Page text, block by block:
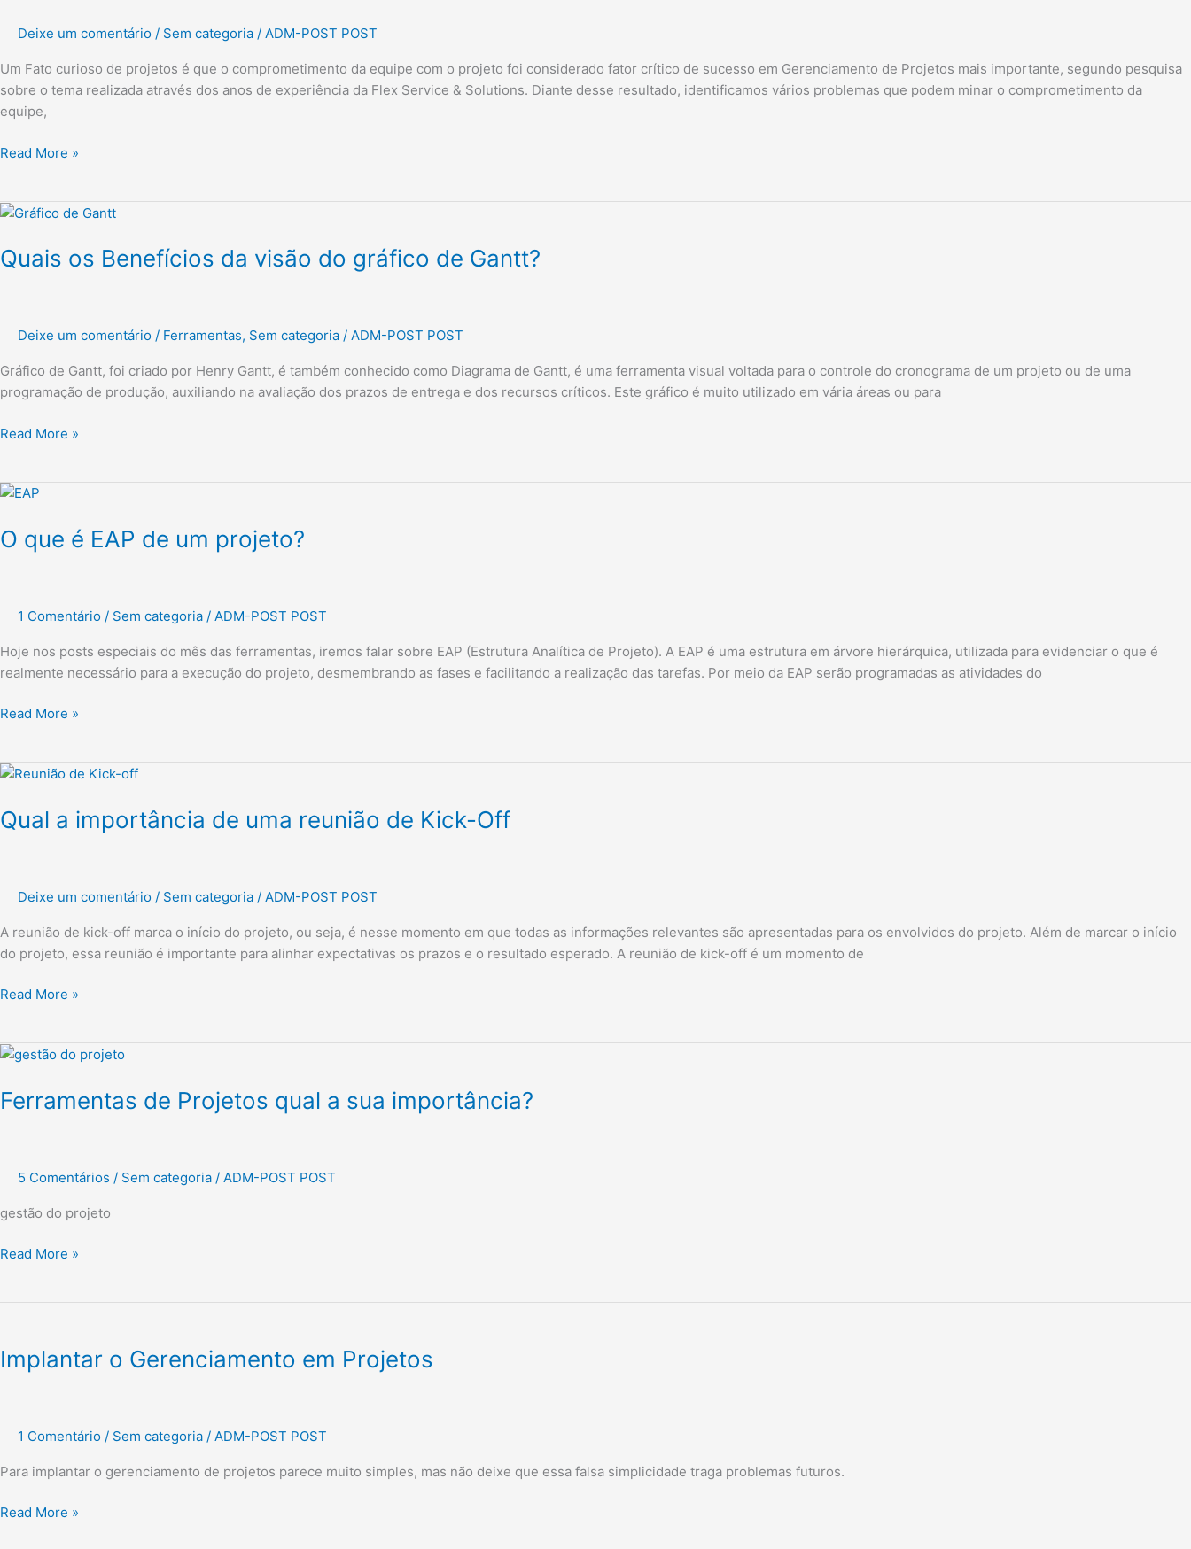
Deixe um comentário / Sem categoria / ADM-POST POST
Um Fato curioso de projetos é que o comprometimento da equipe com o projeto foi considerado fator crítico de sucesso em Gerenciamento de Projetos mais importante, segundo pesquisa
sobre o tema realizada através dos anos de experiência da Flex Service & Solutions. Diante desse resultado, identificamos vários problemas que podem minar o comprometimento da
equipe,
Read More »
Quais os Benefícios da visão do gráfico de Gantt?
Deixe um comentário / Ferramentas, Sem categoria / ADM-POST POST
Gráfico de Gantt, foi criado por Henry Gantt, é também conhecido como Diagrama de Gantt, é uma ferramenta visual voltada para o controle do cronograma de um projeto ou de uma
programação de produção, auxiliando na avaliação dos prazos de entrega e dos recursos críticos. Este gráfico é muito utilizado em vária áreas ou para
Quais
Benefícios
gráfico
Gantt?
Read More »
O que é EAP de um projeto?
1 Comentário / Sem categoria / ADM-POST POST
Hoje nos posts especiais do mês das ferramentas, iremos falar sobre EAP (Estrutura Analítica de Projeto). A EAP é uma estrutura em árvore hierárquica, utilizada para evidenciar o que é
realmente necessário para a execução do projeto, desmembrando as fases e facilitando a realização das tarefas. Por meio da EAP serão programadas as atividades do
O
é
projeto?
Read More »
Qual a importância de uma reunião de Kick-Off
Deixe um comentário / Sem categoria / ADM-POST POST
A reunião de kick-off marca o início do projeto, ou seja, é nesse momento em que todas as informações relevantes são apresentadas para os envolvidos do projeto. Além de marcar o início
do projeto, essa reunião é importante para alinhar expectativas os prazos e o resultado esperado. A reunião de kick-off é um momento de
Qual
importância
Off
Read More »
Ferramentas de Projetos qual a sua importância?
5 Comentários / Sem categoria / ADM-POST POST
gestão do projeto
Ferramentas
Projetos
importância?
Read More »
Implantar o Gerenciamento em Projetos
1 Comentário / Sem categoria / ADM-POST POST
Para implantar o gerenciamento de projetos parece muito simples, mas não deixe que essa falsa simplicidade traga problemas futuros.
Gerenciamento
Read More »